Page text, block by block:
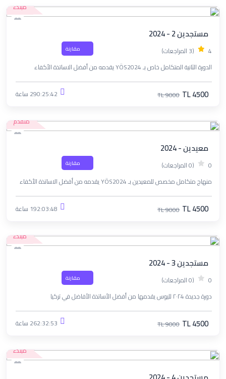
مبتدء
مستجدين 2 - 2024
4 (3 المراجعات) مقارنة
الدورة الثانية المتكامل خاص بـ YÖS2024 يقدمه من أفضل الاساتذة الأكفاء
TL 4500
TL 9000 290:25:42 ساعة
متقدم
معيدين - 2024
0 (0 المراجعات) مقارنة
منهاج متكامل مخصص للمعيدين بـ YÖS2024 يقدمه من أفضل الاساتذة الأكفاء
TL 4500
TL 9000 192:03:48 ساعة
مبتدء
مستجدين 3 - 2024
0 (0 المراجعات) مقارنة
دورة جديدة ٢٠٢4 لليوس يقدمها من أفضل الأساتذة الأفاضل في تركيا
TL 4500
TL 9000 262:32:53 ساعة
مبتدء